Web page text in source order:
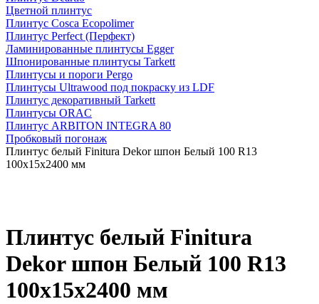
Цветной плинтус
Плинтус Cosca Ecopolimer
Плинтус Perfect (Перфект)
Ламинированные плинтусы Egger
Шпонированные плинтусы Tarkett
Плинтусы и пороги Pergo
Плинтусы Ultrawood под покраску из LDF
Плинтус декоративный Tarkett
Плинтусы ORAC
Плинтус ARBITON INTEGRA 80
Пробковый погонаж
Плинтус белый Finitura Dekor шпон Белый 100 R13
100х15х2400 мм
Плинтус белый Finitura
Dekor шпон Белый 100 R13
100х15х2400 мм